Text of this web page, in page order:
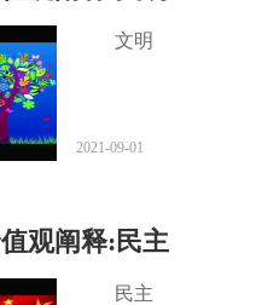
文明
2021-09-01
观阐释:民主
民主